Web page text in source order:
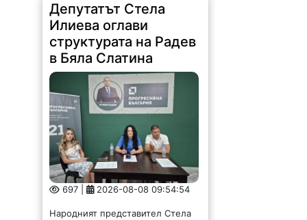
Депутатът Стела
Илиева оглави
структурата на Радев
в Бяла Слатина
697 | 2026-08-08 09:54:54
Народният представител Стела